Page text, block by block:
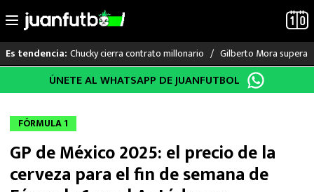
al
Es tendencia: Chucky cierra contrato millonario Gilberto Mora supera
LO ÚLTIMO
LIGA MX
RAYADOS
ÚNETE AL WHATSAPP DE JUANFUTBOL
FÓRMULA 1
GP de México 2025: el precio de la
cerveza para el fin de semana de